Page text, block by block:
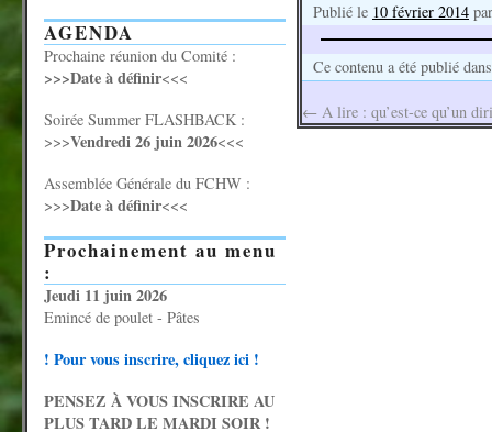
Publié le 10 février 2014 par
Ce contenu a été publié
← A lire : qu’est-ce qu’un
AGENDA
Prochaine réunion du Comité :
>>>Date à définir<<<
Soirée Summer FLASHBACK :
>>>Vendredi 26 juin 2026<<<
Assemblée Générale du FCHW :
>>>Date à définir<<<
Prochainement au menu
:
Jeudi 11 juin 2026
Emincé de poulet - Pâtes
! Pour vous inscrire, cliquez ici !
PENSEZ À VOUS INSCRIRE AU
PLUS TARD LE MARDI SOIR !